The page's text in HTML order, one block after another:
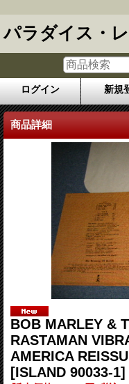
パラダイス・
ログイン 新規
商品詳細
BOB MARLEY &
RASTAMAN
AMERICA
[ISLAND 90033-1]